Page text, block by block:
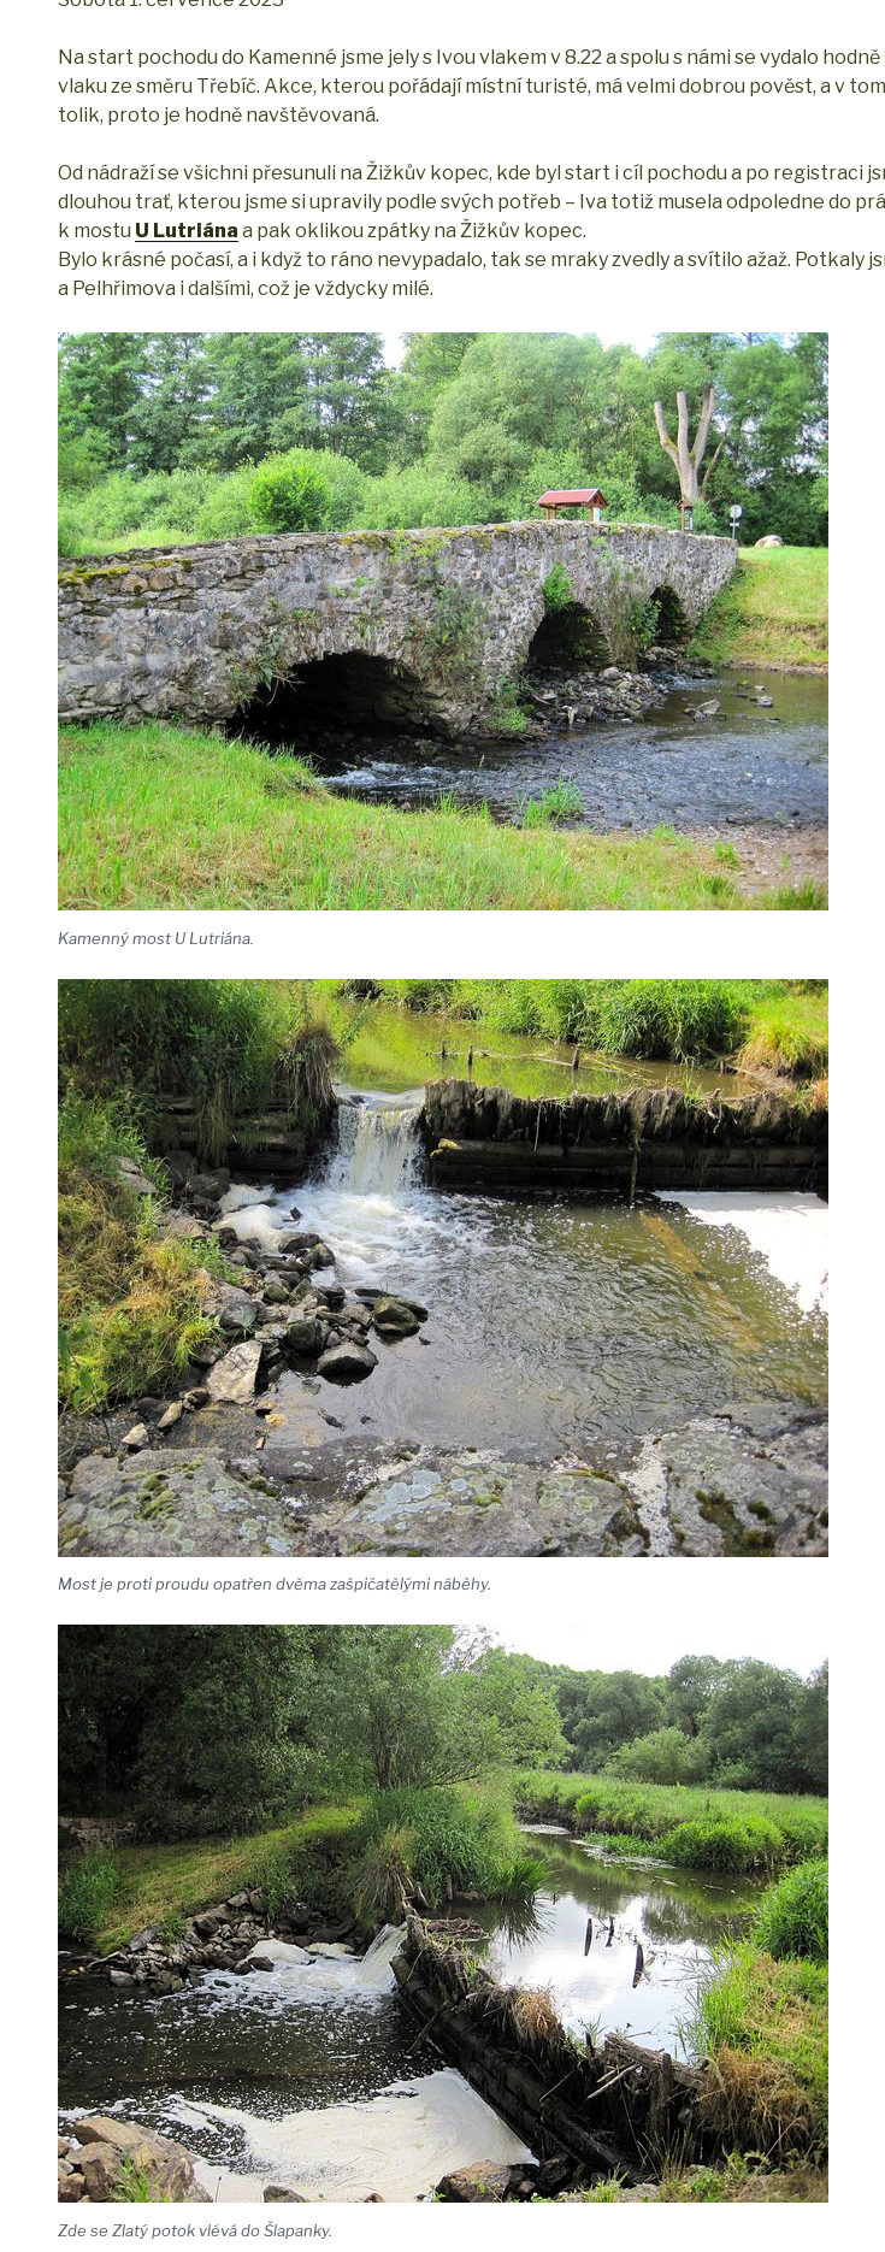
Na start pochodu do Kamenné jsme jely s Ivou vlakem v 8.22 a spolu s námi se vydalo
vlaku ze směru Třebíč. Akce, kterou pořádají místní turisté, má velmi dobrou pověst, a v
tolik, proto je hodně navštěvovaná.
Od nádraží se všichni přesunuli na Žižkův kopec, kde byl start i cíl pochodu a po registraci
dlouhou trať, kterou jsme si upravily podle svých potřeb – Iva totiž musela odpoledne do
k mostu U Lutriána a pak oklikou zpátky na Žižkův kopec.
Bylo krásné počasí, a i když to ráno nevypadalo, tak se mraky zvedly a svítilo ažaž. Potkaly
a Pelhřimova i dalšími, což je vždycky milé.
Kamenný most U Lutriána.
Most je proti proudu opatřen dvěma zašpičatělými náběhy.
Zde se Zlatý potok vlévá do Šlapanky.